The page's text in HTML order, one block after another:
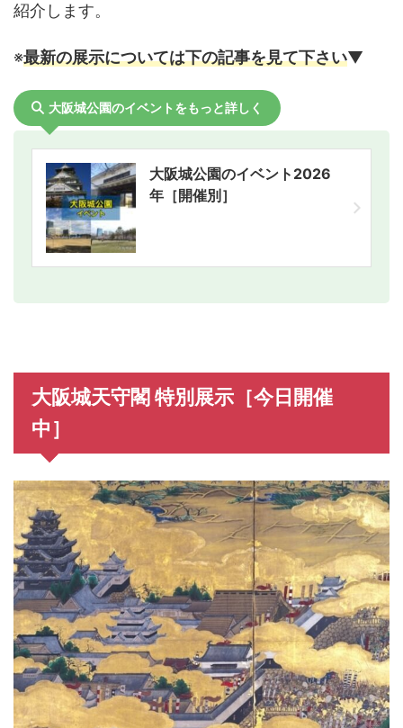
紹介します。
※最新の展示については下の記事を見て下さい▼
大阪城公園のイベントをもっと詳しく
大阪城公園のイベント2026
年［開催別］
大阪城天守閣 特別展示［今日開催
中］